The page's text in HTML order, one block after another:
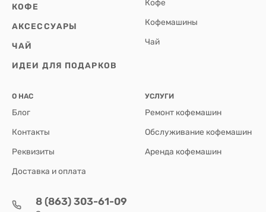
КОФЕ
АКСЕССУАРЫ
ЧАЙ
ИДЕИ ДЛЯ ПОДАРКОВ
Кофе
Кофемашины
Чай
О НАС
Блог
Контакты
Реквизиты
Доставка и оплата
УСЛУГИ
Ремонт кофемашин
Обслуживание кофемашин
Аренда кофемашин
8 (863) 303-61-09